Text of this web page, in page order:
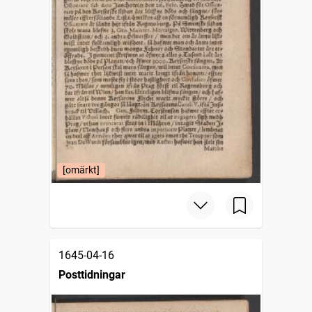
[omärkt]
1645-04-16
Posttidningar